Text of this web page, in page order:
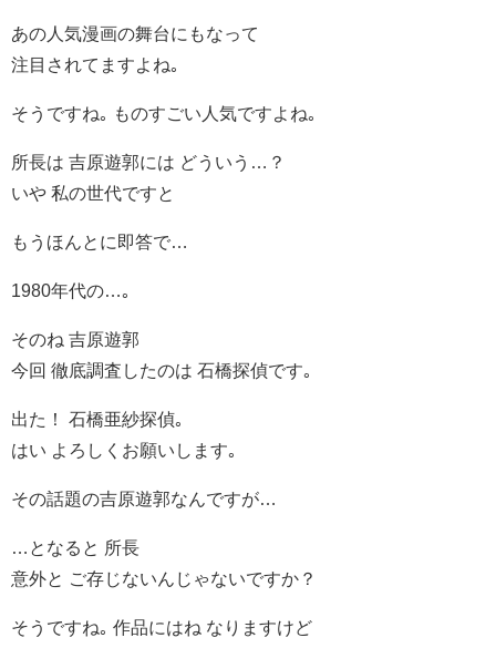
あの人気漫画の舞台にもなって
注目されてますよね｡
そうですね｡ ものすごい人気ですよね｡
所長は 吉原遊郭には どういう…？
いや 私の世代ですと
もうほんとに即答で…
1980年代の…｡
そのね 吉原遊郭
今回 徹底調査したのは 石橋探偵です｡
出た！ 石橋亜紗探偵｡
はい よろしくお願いします｡
その話題の吉原遊郭なんですが…
…となると 所長
意外と ご存じないんじゃないですか？
そうですね｡ 作品にはね なりますけど